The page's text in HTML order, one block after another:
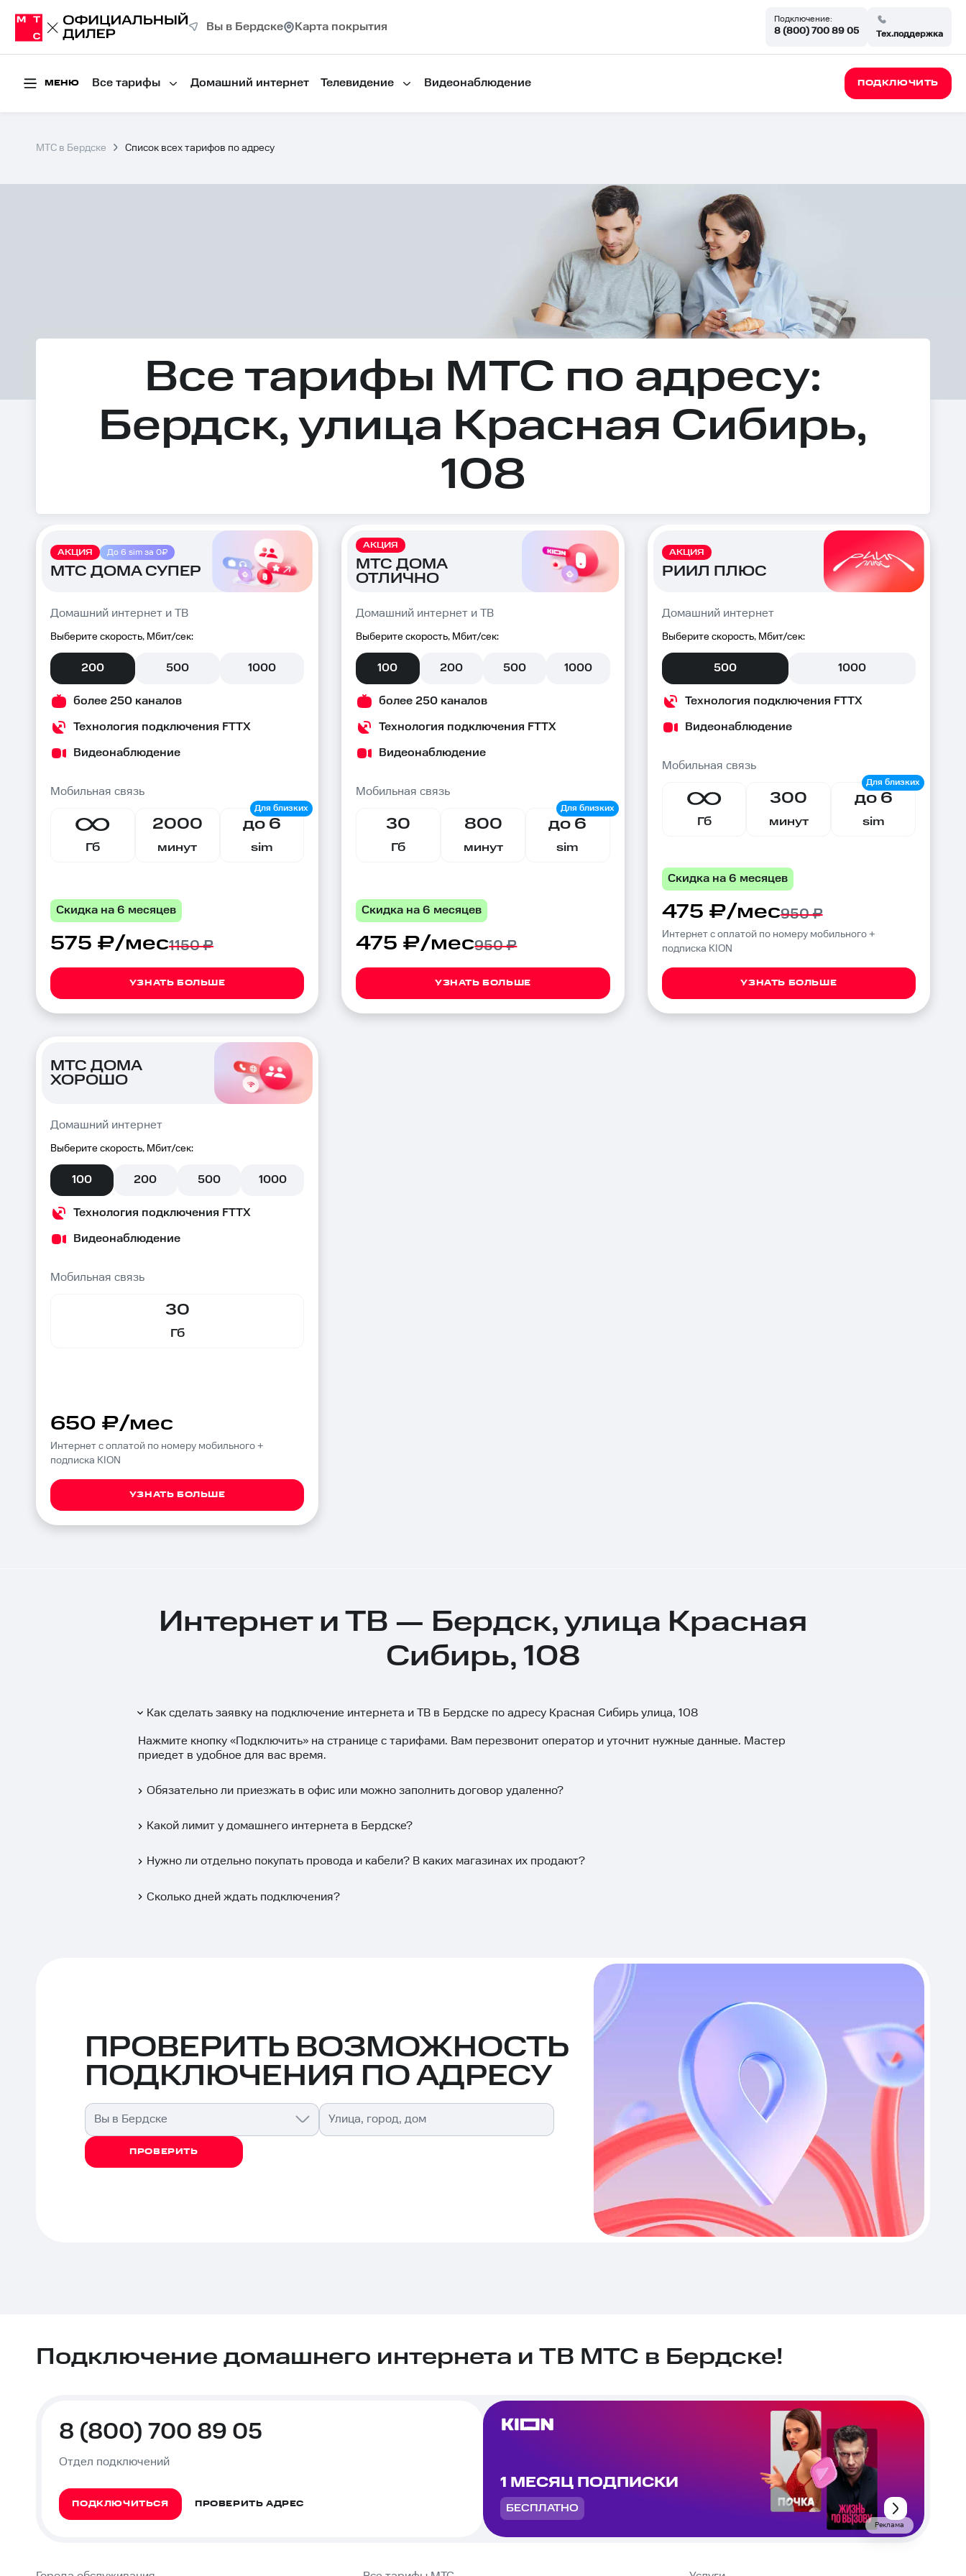
Вы в Бердске Карта покрытия
Подключение:
8 (800) 700 89 05 Тех.поддержка
МЕНЮ Все тарифы Домашний интернет Телевидение Видеонаблюдение ПОДКЛЮЧИТЬ
МТС в Бердске Список всех тарифов по адресу
Все тарифы МТС по адресу:
Бердск, улица Красная Сибирь,
108
АКЦИЯ До 6 sim за 0₽
МТС ДОМА СУПЕР
Домашний интернет и ТВ
Выберите скорость, Мбит/сек:
200 500 1000
более 250 каналов
Технология подключения FTTX
Видеонаблюдение
Мобильная связь
Гб
2000
минут
до 6
sim
Скидка на 6 месяцев
575 ₽/мес1150 ₽
УЗНАТЬ БОЛЬШЕ
АКЦИЯ
МТС ДОМА
ОТЛИЧНО
Домашний интернет и ТВ
Выберите скорость, Мбит/сек:
100 200 500 1000
более 250 каналов
Технология подключения FTTX
Видеонаблюдение
Мобильная связь
30
Гб
800
минут
до 6
sim
Скидка на 6 месяцев
475 ₽/мес950 ₽
УЗНАТЬ БОЛЬШЕ
АКЦИЯ
РИИЛ ПЛЮС
Домашний интернет
Выберите скорость, Мбит/сек:
500 1000
Технология подключения FTTX
Видеонаблюдение
Мобильная связь
Гб
300
минут
до 6
sim
Скидка на 6 месяцев
475 ₽/мес950 ₽
Интернет с оплатой по номеру мобильного +
подписка KION
УЗНАТЬ БОЛЬШЕ
МТС ДОМА
ХОРОШО
Домашний интернет
Выберите скорость, Мбит/сек:
100 200 500 1000
Технология подключения FTTX
Видеонаблюдение
Мобильная связь
30
Гб
650 ₽/мес
Интернет с оплатой по номеру мобильного +
подписка KION
УЗНАТЬ БОЛЬШЕ
Интернет и ТВ — Бердск, улица Красная
Сибирь, 108
Как сделать заявку на подключение интернета и ТВ в Бердске по адресу Красная Сибирь улица, 108
Нажмите кнопку «Подключить» на странице с тарифами. Вам перезвонит оператор и уточнит нужные данные. Мастер
приедет в удобное для вас время.
Обязательно ли приезжать в офис или можно заполнить договор удаленно?
Какой лимит у домашнего интернета в Бердске?
Нужно ли отдельно покупать провода и кабели? В каких магазинах их продают?
Сколько дней ждать подключения?
ПРОВЕРИТЬ ВОЗМОЖНОСТЬ
ПОДКЛЮЧЕНИЯ ПО АДРЕСУ
Вы в Бердске Улица, город, дом
ПРОВЕРИТЬ
Подключение домашнего интернета и ТВ МТС в Бердске!
8 (800) 700 89 05
Отдел подключений
ПОДКЛЮЧИТЬСЯ ПРОВЕРИТЬ АДРЕС
1 МЕСЯЦ ПОДПИСКИ
БЕСПЛАТНО
Реклама